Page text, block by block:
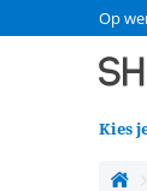
Op
Kies